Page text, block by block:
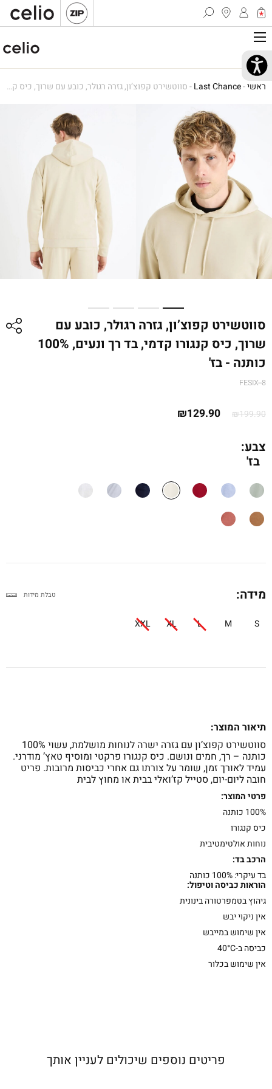
ראשי-
Last Chance
-סווטשירט קפוצ’ון, גזרה רגולר, כובע עם שרוך, כיס קנגורו קדמי, בד רך ונעים, 100% כותנה – בז'
סווטשירט קפוצ’ון, גזרה רגולר, כובע עם
שרוך, כיס קנגורו קדמי, בד רך ונעים, 100%
כותנה - בז'
FESIX--8
₪199.90
המחיר ₪129.90
צבע:
בז'
מידה:
S
M
L
XL
XXL
טבלת מידות
תיאור המוצר:
סווטשירט קפוצ’ון עם גזרה ישרה לנוחות מושלמת, עשוי 100%
כותנה – רך, חמים ונושם. כיס קנגורו פרקטי ומוסיף טאץ’ מודרני.
עמיד לאורך זמן, שומר על צורתו גם אחרי כביסות מרובות. פריט
חובה ליום-יום, סטייל קז’ואלי בבית או מחוץ לבית
פרטי המוצר:
100% כותנה
כיס קנגורו
נוחות אולטימטיבית
הרכב בד:
בד עיקרי: 100% כותנה
הוראות כביסה וטיפול:
גיהוץ בטמפרטורה בינונית
אין ניקוי יבש
אין שימוש במייבש
כביסה ב-40°C
אין שימוש בכלור
פריטים נוספים שיכולים לעניין אותך